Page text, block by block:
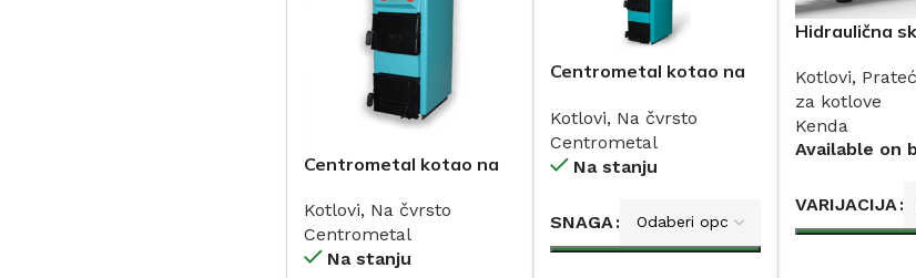
Centrometal kotao na
110kW
Kotlovi, Na čvrsto
Centrometal
Na stanju
Centrometal kotao na
bojlerom 30-50kW
Kotlovi, Na čvrsto
Centrometal
Na stanju
SNAGA
Hidraulična
Kotlovi,
za kotlove
Kenda
Available on
VARIJACIJA